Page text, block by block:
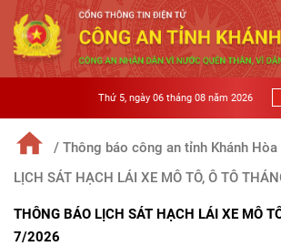
Thứ 5, ngày 06 tháng 08 năm 2026
/ Thông báo công an tỉnh Khánh Hòa
LỊCH SÁT HẠCH LÁI XE MÔ TÔ, Ô TÔ
THÔNG BÁO LỊCH SÁT HẠCH LÁI XE MÔ
7/2026